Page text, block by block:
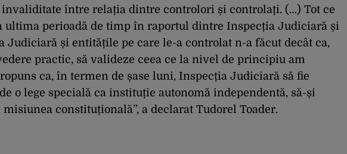
invaliditate între relația dintre controlori și controlați. (…) Tot ce
ultima perioadă de timp în raportul dintre Inspecția Judiciară și
Judiciară și entitățile pe care le-a controlat n-a făcut decât ca,
practic, să valideze ceea ce la nivel de principiu am
ca, în termen de șase luni, Inspecția Judiciară să fie
o lege specială ca instituție autonomă independentă, să-și
constituțională”, a declarat Tudorel Toader.